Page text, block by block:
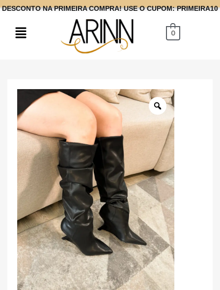
DESCONTO NA PRIMEIRA COMPRA! USE O CUPOM: PRIMEIRA10
0